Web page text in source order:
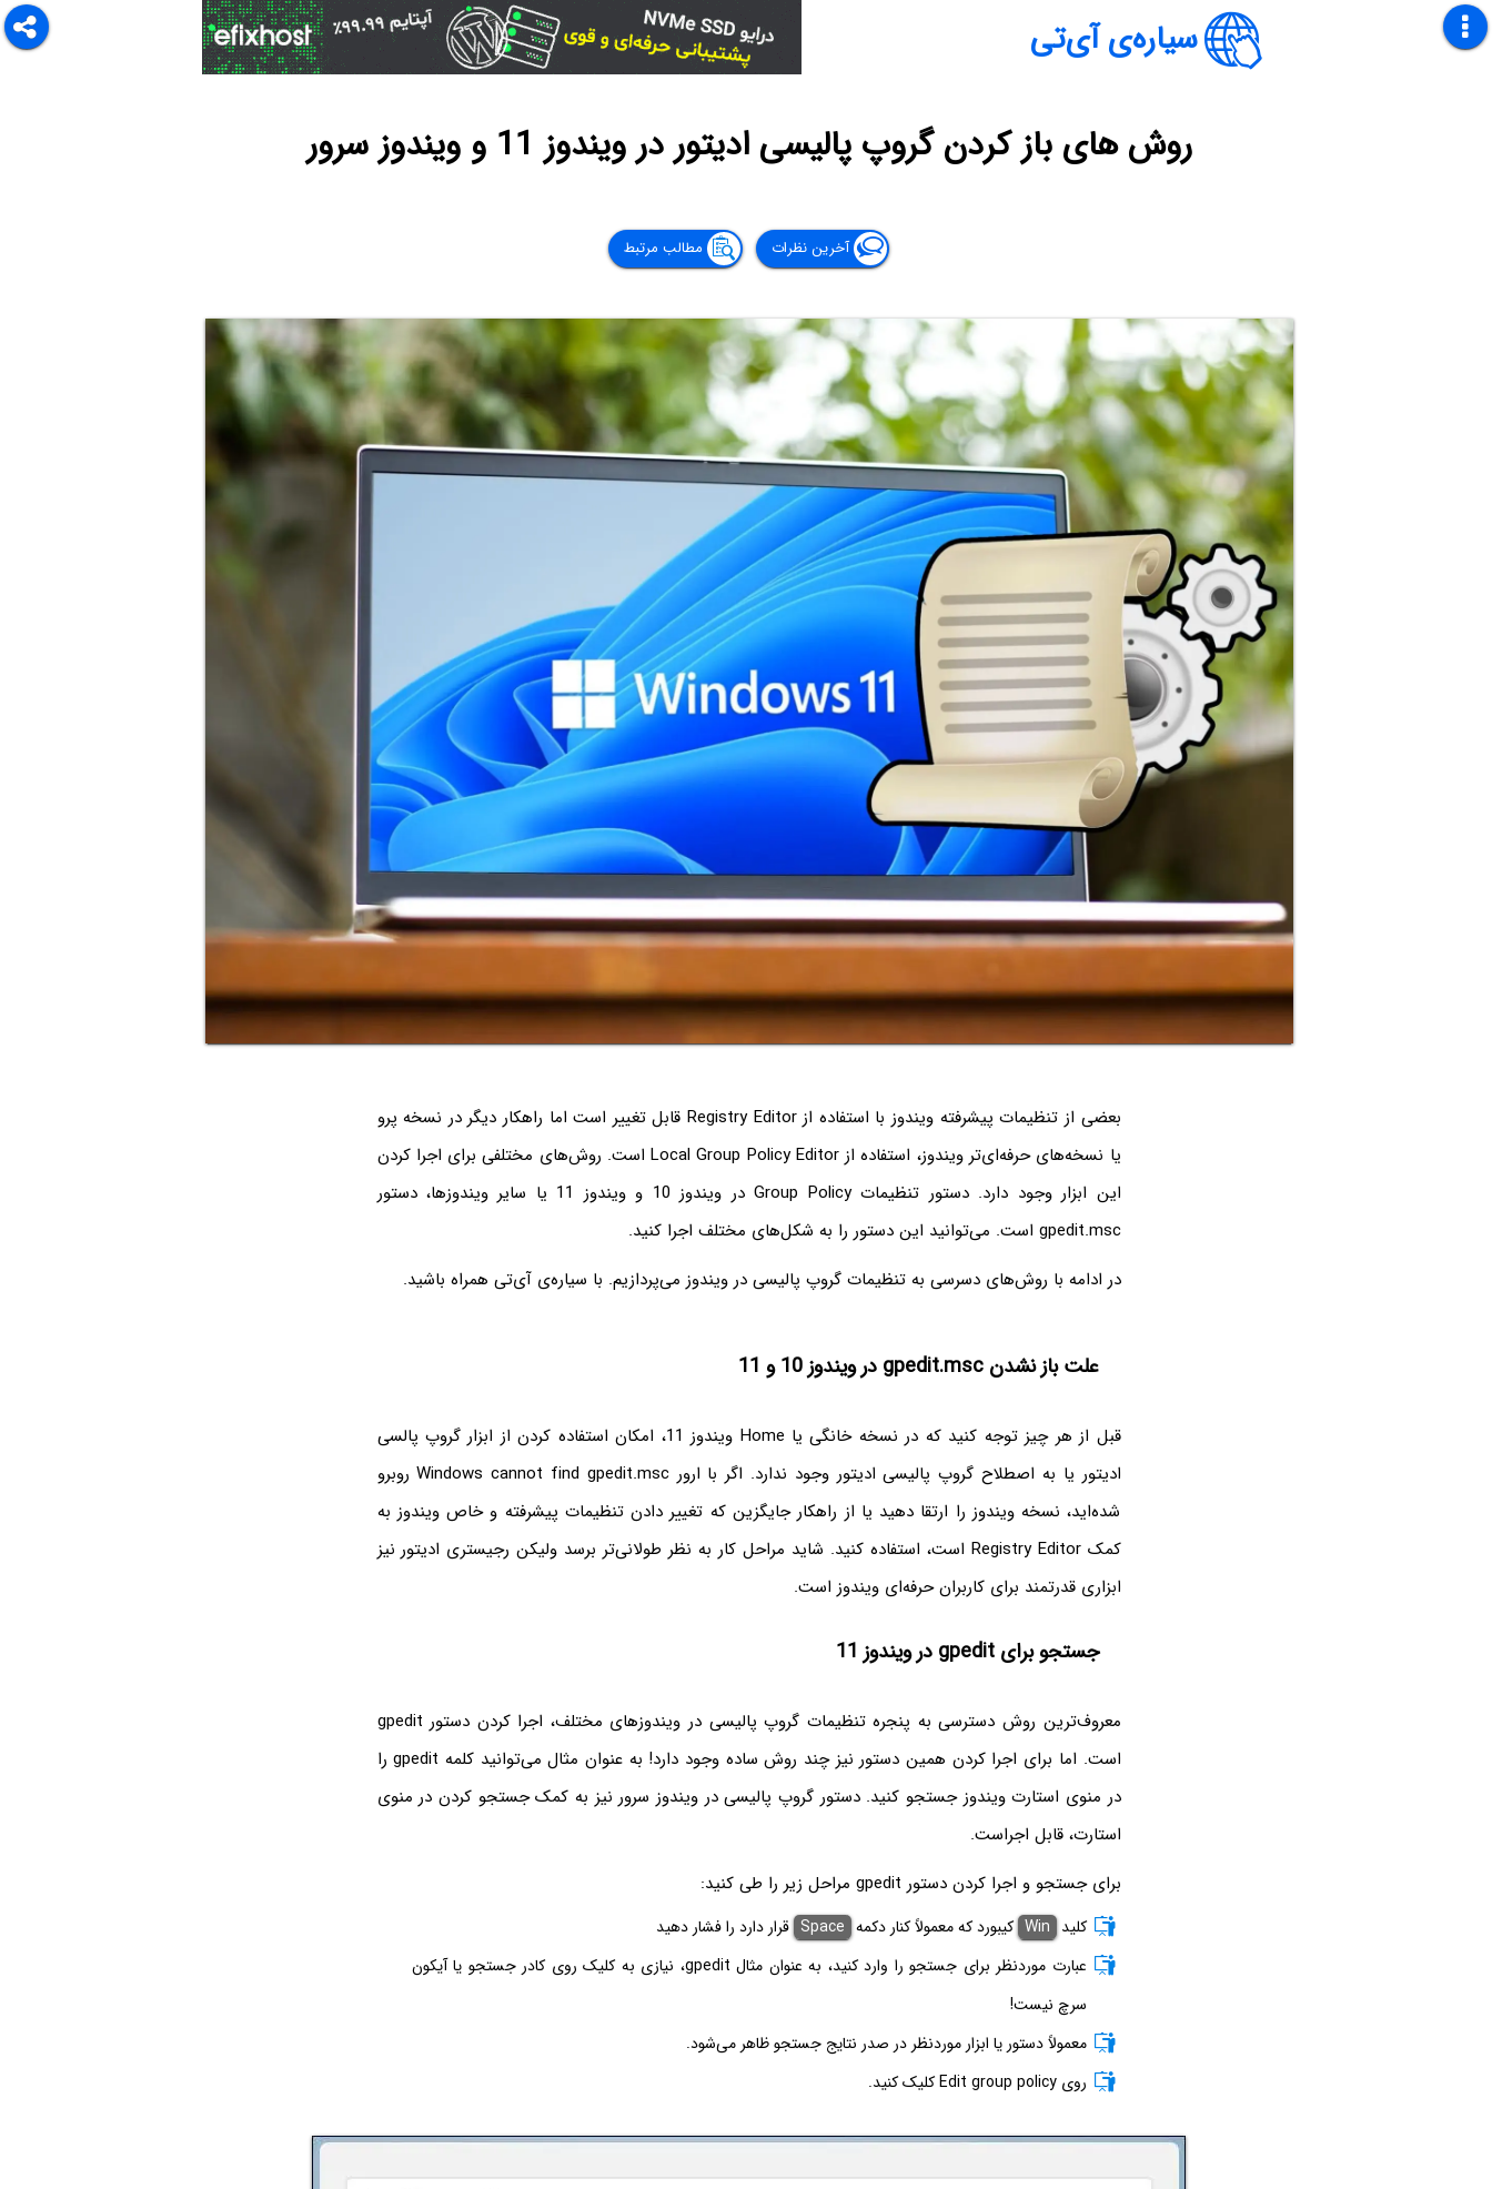
سیاره‌ی آی‌تی
روش های باز کردن گروپ پالیسی ادیتور در ویندوز 11 و ویندوز سرور
آخرین نظرات مطالب مرتبط
بعضی از تنظیمات پیشرفته ویندوز با استفاده از Registry Editor قابل تغییر است اما راهکار دیگر در نسخه پرو
یا نسخه‌های حرفه‌ای‌تر ویندوز، استفاده از Local Group Policy Editor است. روش‌های مختلفی برای اجرا کردن
این ابزار وجود دارد. دستور تنظیمات Group Policy در ویندوز 10 و ویندوز 11 یا سایر ویندوزها، دستور
gpedit.msc است. می‌توانید این دستور را به شکل‌های مختلف اجرا کنید.
در ادامه با روش‌های دسرسی به تنظیمات گروپ پالیسی در ویندوز می‌پردازیم. با سیاره‌ی آی‌تی همراه باشید.
علت باز نشدن gpedit.msc در ویندوز 10 و 11
قبل از هر چیز توجه کنید که در نسخه خانگی یا Home ویندوز 11، امکان استفاده کردن از ابزار گروپ پالسی
ادیتور یا به اصطلاح گروپ پالیسی ادیتور وجود ندارد. اگر با ارور Windows cannot find gpedit.msc روبرو
شده‌اید، نسخه ویندوز را ارتقا دهید یا از راهکار جایگزین که تغییر دادن تنظیمات پیشرفته و خاص ویندوز به
کمک Registry Editor است، استفاده کنید. شاید مراحل کار به نظر طولانی‌تر برسد ولیکن رجیستری ادیتور نیز
ابزاری قدرتمند برای کاربران حرفه‌ای ویندوز است.
جستجو برای gpedit در ویندوز 11
معروف‌ترین روش دسترسی به پنجره تنظیمات گروپ پالیسی در ویندوزهای مختلف، اجرا کردن دستور gpedit
است. اما برای اجرا کردن همین دستور نیز چند روش ساده وجود دارد! به عنوان مثال می‌توانید کلمه gpedit را
در منوی استارت ویندوز جستجو کنید. دستور گروپ پالیسی در ویندوز سرور نیز به کمک جستجو کردن در منوی
استارت، قابل اجراست.
برای جستجو و اجرا کردن دستور gpedit مراحل زیر را طی کنید:
کلید Win کیبورد که معمولاً کنار دکمه Space قرار دارد را فشار دهید
عبارت موردنظر برای جستجو را وارد کنید، به عنوان مثال gpedit، نیازی به کلیک روی کادر جستجو یا آیکون
سرچ نیست!
معمولاً دستور یا ابزار موردنظر در صدر نتایج جستجو ظاهر می‌شود.
روی Edit group policy کلیک کنید.